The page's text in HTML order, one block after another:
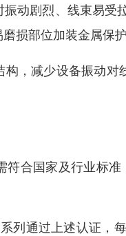
动剧烈、线束易
损部位加装金属保
构，减少设备振动
合国家及行业标
列通过上述认证，